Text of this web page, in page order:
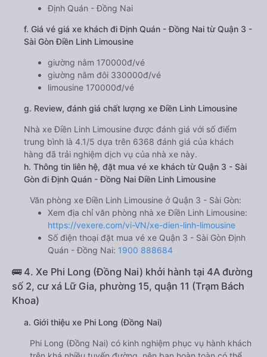
Định Quán - Đồng Nai
f. Giá vé giá xe khách đi Định Quán - Đồng Nai từ Quận 3 -
Sài Gòn Điền Linh Limousine
giường nằm 170000đ/vé
giường nằm đôi 330000đ/vé
limousine 170000đ/vé
g. Review, đánh giá chất lượng xe Điền Linh Limousine
Nhà xe Điền Linh Limousine được đánh giá với số điểm
trung bình là 4.1/5 dựa trên 6368 đánh giá của khách
hàng đã trải nghiệm dịch vụ của nhà xe này.
h. Thông tin liên hệ, đặt mua vé xe khách từ Quận 3 - Sài
Gòn đi Định Quán - Đồng Nai Điền Linh Limousine
Văn phòng xe Điền Linh Limousine ở Quận 3 - Sài Gòn:
Xem địa chỉ văn phòng nhà xe Điền Linh Limousine:
https://vexere.com/vi-VN/xe-dien-linh-limousine
Số điện thoại đặt mua vé xe Quận 3 - Sài Gòn Định
Quán - Đồng Nai: 1900 888684
🚌 4. Xe Phi Long (Đồng Nai) khởi hành tại 4A đường
số 2, cư xá Lữ Gia, phường 15, quận 11 (Trạm Bách
Khoa)
a. Giới thiệu xe Phi Long (Đồng Nai)
Phi Long (Đồng Nai) có kinh nghiệm phục vụ hành khách